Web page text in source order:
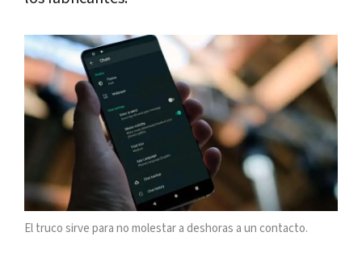
El truco sirve para no molestar a deshoras a un contacto.